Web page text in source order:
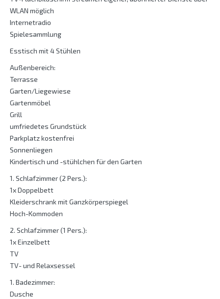
WLAN möglich
Internetradio
Spielesammlung
Esstisch mit 4 Stühlen
Außenbereich:
Terrasse
Garten/Liegewiese
Gartenmöbel
Grill
umfriedetes Grundstück
Parkplatz kostenfrei
Sonnenliegen
Kindertisch und -stühlchen für den Garten
1. Schlafzimmer (2 Pers.):
1x Doppelbett
Kleiderschrank mit Ganzkörperspiegel
Hoch-Kommoden
2. Schlafzimmer (1 Pers.):
1x Einzelbett
TV
TV- und Relaxsessel
1. Badezimmer:
Dusche